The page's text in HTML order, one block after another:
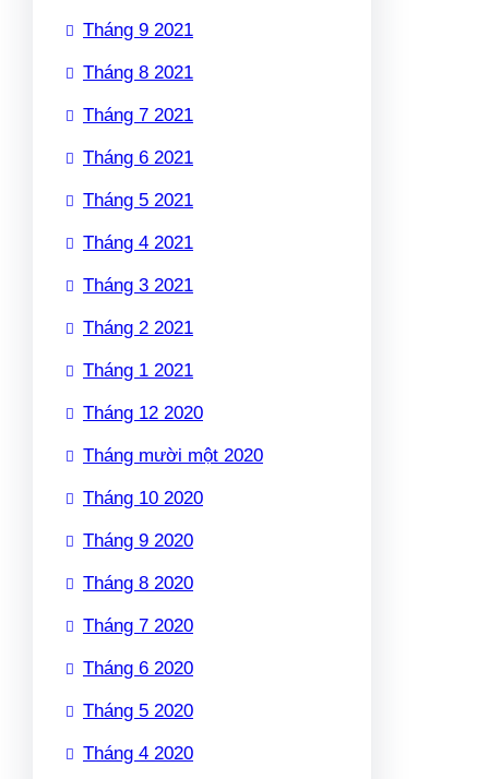
Tháng 9 2021
Tháng 8 2021
Tháng 7 2021
Tháng 6 2021
Tháng 5 2021
Tháng 4 2021
Tháng 3 2021
Tháng 2 2021
Tháng 1 2021
Tháng 12 2020
Tháng mười một 2020
Tháng 10 2020
Tháng 9 2020
Tháng 8 2020
Tháng 7 2020
Tháng 6 2020
Tháng 5 2020
Tháng 4 2020